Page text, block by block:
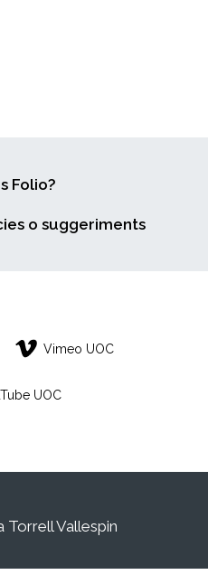
Folio?
o suggeriments
Vimeo UOC
UOC
Vallespin